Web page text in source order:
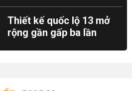
Thiết kế quốc lộ 13 mở
rộng gần gấp ba lần